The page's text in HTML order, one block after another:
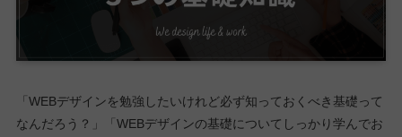
「WEBデザインを勉強したいけれど必ず知っておくべき基礎って
なんだろう？」「WEBデザインの基礎についてしっかり学んでお